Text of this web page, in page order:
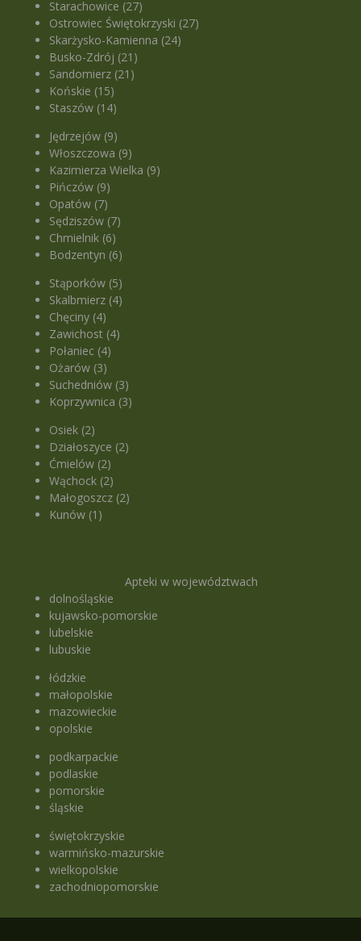
Starachowice (27)
Ostrowiec Świętokrzyski (27)
Skarżysko-Kamienna (24)
Busko-Zdrój (21)
Sandomierz (21)
Końskie (15)
Staszów (14)
Jędrzejów (9)
Włoszczowa (9)
Kazimierza Wielka (9)
Pińczów (9)
Opatów (7)
Sędziszów (7)
Chmielnik (6)
Bodzentyn (6)
Stąporków (5)
Skalbmierz (4)
Chęciny (4)
Zawichost (4)
Połaniec (4)
Ożarów (3)
Suchedniów (3)
Koprzywnica (3)
Osiek (2)
Działoszyce (2)
Ćmielów (2)
Wąchock (2)
Małogoszcz (2)
Kunów (1)
Apteki w województwach
dolnośląskie
kujawsko-pomorskie
lubelskie
lubuskie
łódzkie
małopolskie
mazowieckie
opolskie
podkarpackie
podlaskie
pomorskie
śląskie
świętokrzyskie
warmińsko-mazurskie
wielkopolskie
zachodniopomorskie